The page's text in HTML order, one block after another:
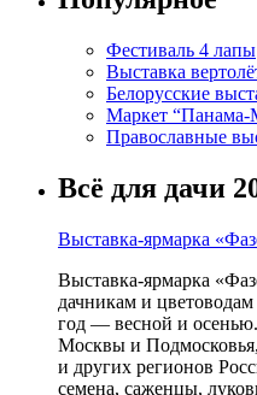
Фестиваль 4 лапы
Выставка
Белорусские
Маркет
Православные
Всё для дачи
Выставка-ярмарка
Выставка-ярмарка
дачникам и
год — весной и
Москвы и Подмосковья,
и других регионов
семена, саженцы,